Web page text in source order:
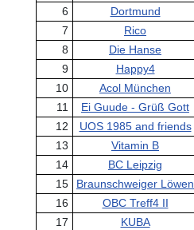
6
Dortmund
7
Rico
8
Die Hanse
9
Happy4
10
Acol München
11
Ei Guude - Grüß Gott
12
UOS 1985 and friends
13
Vitamin B
14
BC Leipzig
15
Braunschweiger Löwen
16
OBC Treff4 II
17
KUBA